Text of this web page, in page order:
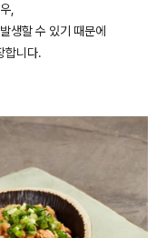
발생할수 있기 때문에
합니다.